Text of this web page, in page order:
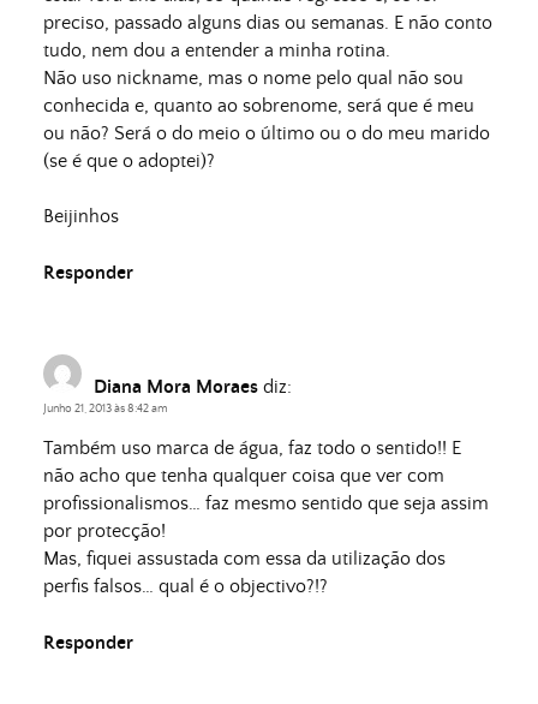
preciso, passado alguns dias ou semanas. E não conto
tudo, nem dou a entender a minha rotina.
Não uso nickname, mas o nome pelo qual não sou
conhecida e, quanto ao sobrenome, será que é meu
ou não? Será o do meio o último ou o do meu marido
(se é que o adoptei)?
Beijinhos
Responder
Diana Mora Moraes diz:
Junho 21, 2013 às 8:42 am
Também uso marca de água, faz todo o sentido!! E
não acho que tenha qualquer coisa que ver com
profissionalismos… faz mesmo sentido que seja assim
por protecção!
Mas, fiquei assustada com essa da utilização dos
perfis falsos… qual é o objectivo?!?
Responder